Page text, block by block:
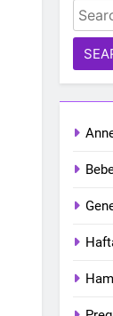
for: